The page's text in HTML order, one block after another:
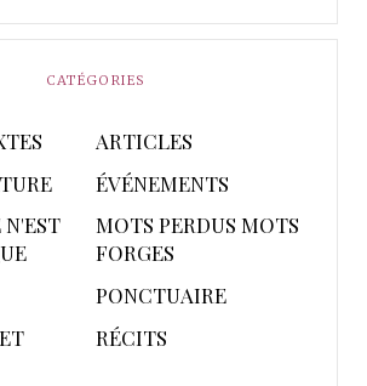
CATÉGORIES
ARTICLES
ÉVÉNEMENTS
MOTS PERDUS MOTS
FORGES
PONCTUAIRE
RÉCITS